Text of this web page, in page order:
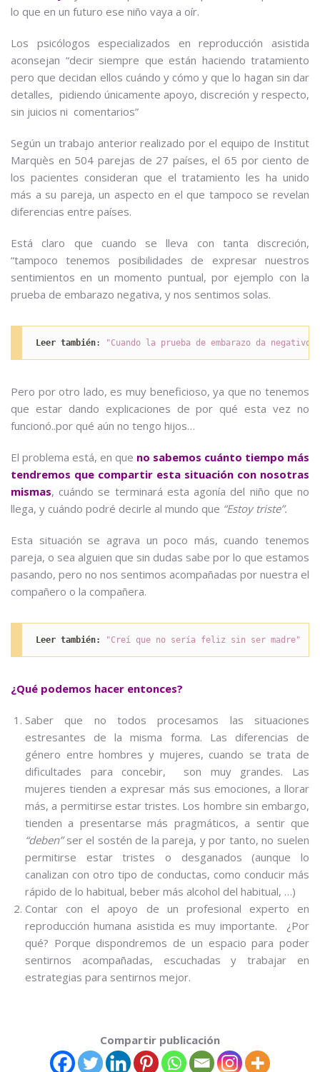
lo que en un futuro ese niño vaya a oír.
Los psicólogos especializados en reproducción asistida
aconsejan “decir siempre que están haciendo tratamiento
pero que decidan ellos cuándo y cómo y que lo hagan sin dar
detalles, pidiendo únicamente apoyo, discreción y respecto,
sin juicios ni comentarios”
Según un trabajo anterior realizado por el equipo de Institut
Marquès en 504 parejas de 27 países, el 65 por ciento de
los pacientes consideran que el tratamiento les ha unido
más a su pareja, un aspecto en el que tampoco se revelan
diferencias entre países.
Está claro que cuando se lleva con tanta discreción,
“tampoco tenemos posibilidades de expresar nuestros
sentimientos en un momento puntual, por ejemplo con la
prueba de embarazo negativa, y nos sentimos solas.
Leer también: "Cuando la prueba de embarazo da negativo"
Pero por otro lado, es muy beneficioso, ya que no tenemos
que estar dando explicaciones de por qué esta vez no
funcionó..por qué aún no tengo hijos…
El problema está, en que no sabemos cuánto tiempo más
tendremos que compartir esta situación con nosotras
mismas, cuándo se terminará esta agonía del niño que no
llega, y cuándo podré decirle al mundo que “Estoy triste”.
Esta situación se agrava un poco más, cuando tenemos
pareja, o sea alguien que sin dudas sabe por lo que estamos
pasando, pero no nos sentimos acompañadas por nuestra el
compañero o la compañera.
Leer también: "Creí que no sería feliz sin ser madre"
¿Qué podemos hacer entonces?
Saber que no todos procesamos las situaciones
estresantes de la misma forma. Las diferencias de
género entre hombres y mujeres, cuando se trata de
dificultades para concebir, son muy grandes. Las
mujeres tienden a expresar más sus emociones, a llorar
más, a permitirse estar tristes. Los hombre sin embargo,
tienden a presentarse más pragmáticos, a sentir que
“deben”ser el sostén de la pareja, y por tanto, no suelen
permitirse estar tristes o desganados (aunque lo
canalizan con otro tipo de conductas, como conducir más
rápido de lo habitual, beber más alcohol del habitual, …)
Contar con el apoyo de un profesional experto en
reproducción humana asistida es muy importante. ¿Por
qué? Porque dispondremos de un espacio para poder
sentirnos acompañadas, escuchadas y trabajar en
estrategias para sentirnos mejor.
Compartir publicación